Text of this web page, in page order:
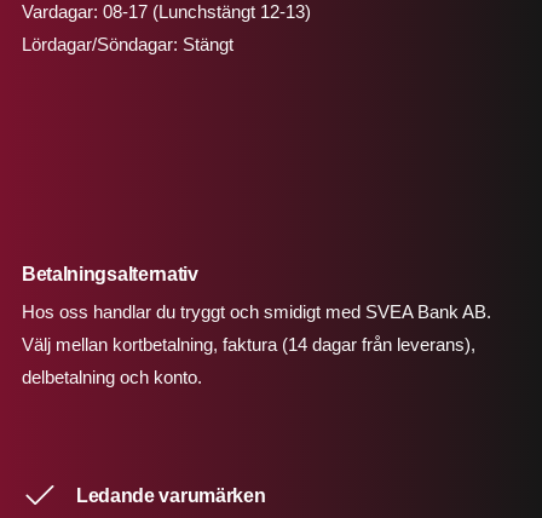
Vardagar: 08-17 (Lunchstängt 12-13)
Lördagar/Söndagar: Stängt
Betalningsalternativ
Hos oss handlar du tryggt och smidigt med SVEA Bank AB.
Välj mellan kortbetalning, faktura (14 dagar från leverans),
delbetalning och konto.
Ledande varumärken